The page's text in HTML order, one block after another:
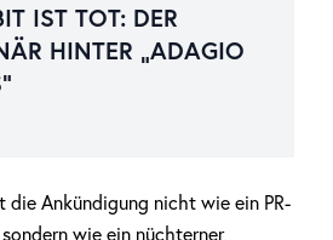
IST TOT: DER
HINTER „ADAGIO
die Ankündigung nicht wie ein PR-
wie ein nüchterner,